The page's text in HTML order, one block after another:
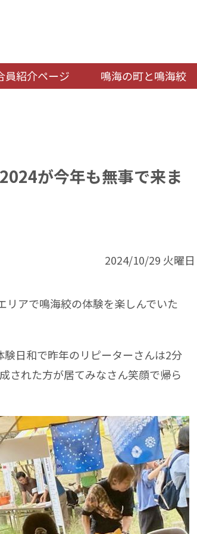
員紹介ページ 鳴海の町と鳴海絞
が今年も無事で来ま
2024/10/29 火曜日
アで鳴海絞の体験を楽しんでいた
日和で昨年のリピーターさんは2分
された方が居てみなさん笑顔で帰ら